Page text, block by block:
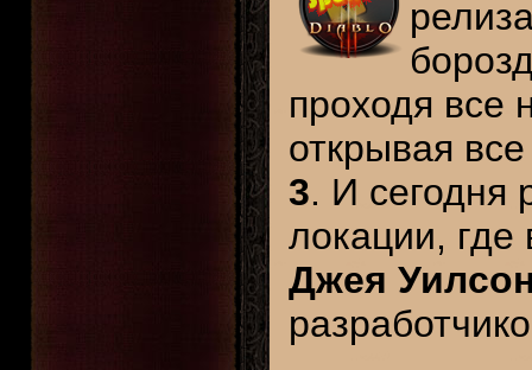
проходя все
открывая
3. И сегодня
локации,
Джея